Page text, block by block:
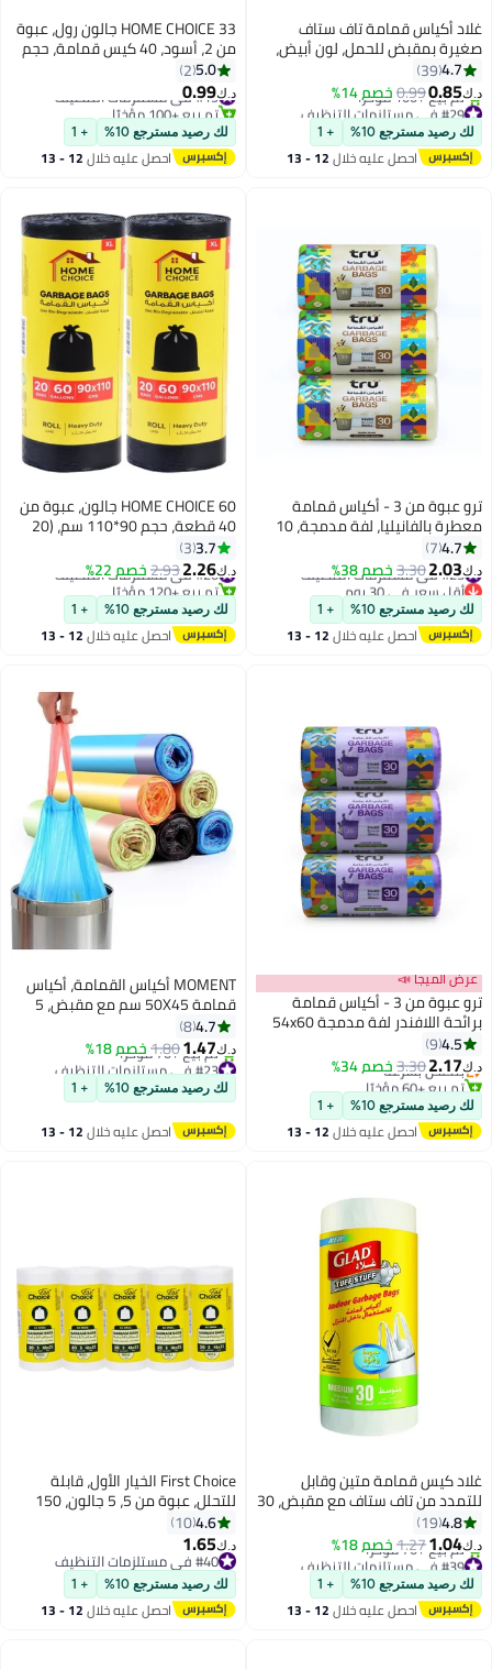
غلاد أكياس قمامة تاف ستاف
صغيرة بمقبض للحمل، لون أبيض،
سعة 20 لتر، 30 كيس أبيض
51x39.5سم
4.7
39
د.ك‏0.85
0.99خصم 14%
#29 في مستلزمات التنظيف
أقل سعر في 30 يوم
تم بيع +100 مؤخرًا
#29 في مستلزمات التنظيف
لك رصيد مسترجع 10% + 1
احصل عليه خلال 12 - 13
اغسطس
HOME CHOICE 33 جالون رول، عبوة
من 2، أسود، 40 كيس قمامة، حجم
65x95 سم، أكياس نفايات، بطانة
سلة، أكياس نفايات للاستخدام
الداخلي والخارجي
5.0
2
د.ك‏0.99
#19 في مستلزمات التنظيف
تم بيع +100 مؤخرًا
#19 في مستلزمات التنظيف
لك رصيد مسترجع 10% + 1
احصل عليه خلال 12 - 13
اغسطس
ترو عبوة من 3 - أكياس قمامة
معطرة بالفانيليا، لفة مدمجة، 10
المكتب) - 30 كيس × 3
4.7
7
د.ك‏2.03
3.30خصم 38% #25 في مستلزمات التنظيف
أقل سعر في 30 يوم
#25 في مستلزمات التنظيف
لك رصيد مسترجع 10% + 1
احصل عليه خلال 12 - 13
HOME CHOICE 60 جالون، عبوة من
40 قطعة، حجم 90*110 سم، (20
قمامة قابلة للتحلل البيولوجي
للاستخدام الشاق، بطانات سلة
المهملات
3.7
3
د.ك‏2.26
2.93خصم 22% #20 في مستلزمات التنظيف
تم بيع +120 مؤخرًا
#20 في مستلزمات التنظيف
لك رصيد مسترجع 10% + 1
احصل عليه خلال 12 - 13
عرض الميجا 📣
ترو عبوة من 3 - أكياس قمامة
برائحة اللافندر لفة مدمجة 54x60
سم - 30 كيس × 3
4.5
9
د.ك‏2.17
3.30خصم 34%
#26 في مستلزمات التنظيف
أقل سعر في 7 يوم
بتخلّص بسرعة
تم بيع +60 مؤخرًا
#26 في مستلزمات التنظيف
لك رصيد مسترجع 10% + 1
احصل عليه خلال 12 - 13
MOMENT أكياس القمامة، أكياس
قمامة 50X45 سم مع مقبض، 5
لفات 50 كيس بكميات كبيرة4.7
8
د.ك‏1.47
1.80خصم 18%
#23 في مستلزمات التنظيف
أقل سعر في 7 يوم
تم بيع +70 مؤخرًا
#23 في مستلزمات التنظيف
لك رصيد مسترجع 10% + 1
احصل عليه خلال 12 - 13
غلاد كيس قمامة متين وقابل
للتمدد من تاف ستاف مع مقبض، 30
كيسًا متوسطًا
4.8
19
د.ك‏1.04
1.27خصم 18%
#39 في مستلزمات التنظيف
أقل سعر في 7 يوم
تم بيع +70 مؤخرًا
#39 في مستلزمات التنظيف
لك رصيد مسترجع 10% + 1
احصل عليه خلال 12 - 13
First Choice الخيار الأول، قابلة
للتحلل، عبوة من 5، 5 جالون، 150
أكياس القمامة، بطانة سلة
المهملات، أكياس النفايات
للاستخدام الداخلي والخارجي، صغير
جداً
4.6
10
د.ك‏1.65
#40 في مستلزمات التنظيف
#40 في مستلزمات التنظيف
لك رصيد مسترجع 10% + 1
احصل عليه خلال 12 - 13